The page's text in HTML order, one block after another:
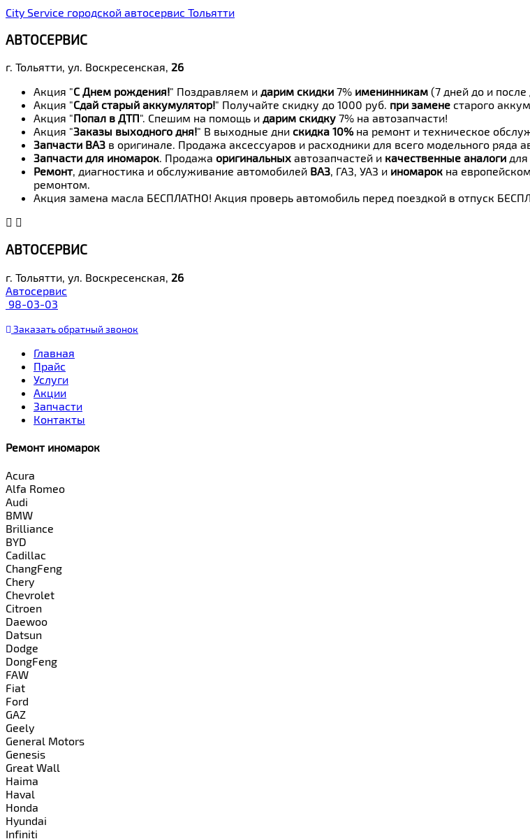
City Service городской автосервис Тольятти
АВТОСЕРВИС
г. Тольятти, ул. Воскресенская, 26
Акция "С Днем рождения!" Поздравляем и дарим скидки 7% именинникам (7 дней до и
Акция "Сдай старый аккумулятор!" Получайте скидку до 1000 руб. при замене старого
Акция "Попал в ДТП". Спешим на помощь и дарим скидку 7% на автозапчасти!
Акция "Заказы выходного дня!" В выходные дни скидка 10%на ремонт и техническое
Запчасти ВАЗ в оригинале. Продажа аксессуаров и расходники для всего модельного ряда
Запчасти для иномарок. Продажа оригинальных автозапчастей и качественные аналоги
Ремонт, диагностика и обслуживание автомобилей ВАЗ, ГАЗ, УАЗ и иномарок на
ремонтом.
Акция замена масла БЕСПЛАТНО! Акция проверь автомобиль перед поездкой в отпуск
АВТОСЕРВИС
г. Тольятти, ул. Воскресенская, 26
Автосервис
98-03-03
Заказатьобратныйзвонок
Главная
Прайс
Услуги
Акции
Запчасти
Контакты
Ремонт иномарок
Acura
Alfa Romeo
Audi
BMW
Brilliance
BYD
Cadillac
ChangFeng
Chery
Chevrolet
Citroen
Daewoo
Datsun
Dodge
DongFeng
FAW
Fiat
Ford
GAZ
Geely
General Motors
Genesis
Great Wall
Haima
Haval
Honda
Hyundai
Infiniti